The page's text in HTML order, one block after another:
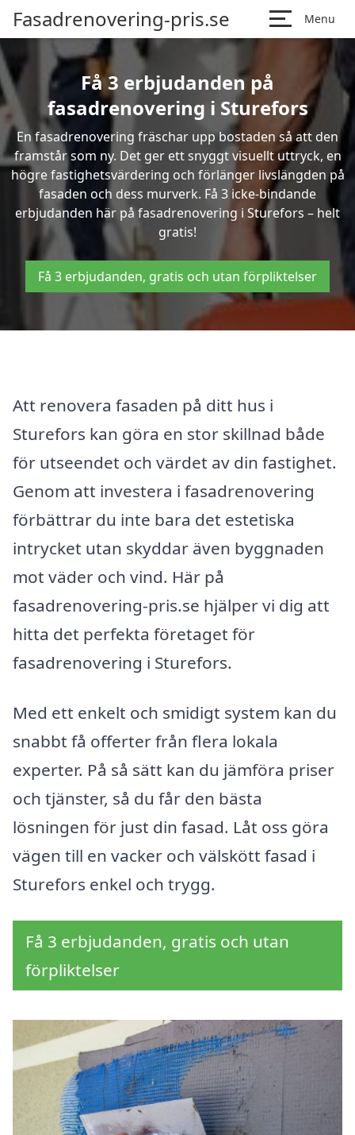
Fasadrenovering-pris.se Menu
Få 3 erbjudanden på
fasadrenovering i Sturefors
En fasadrenovering fräschar upp bostaden så att den
framstår som ny. Det ger ett snyggt visuellt uttryck, en
högre fastighetsvärdering och förlänger livslängden på
fasaden och dess murverk. Få 3 icke-bindande
erbjudanden här på fasadrenovering i Sturefors – helt
gratis!
Få 3 erbjudanden, gratis och utan förpliktelser
Att renovera fasaden på ditt hus i
Sturefors kan göra en stor skillnad både
för utseendet och värdet av din fastighet.
Genom att investera i fasadrenovering
förbättrar du inte bara det estetiska
intrycket utan skyddar även byggnaden
mot väder och vind. Här på
fasadrenovering-pris.se hjälper vi dig att
hitta det perfekta företaget för
fasadrenovering i Sturefors.
Med ett enkelt och smidigt system kan du
snabbt få offerter från flera lokala
experter. På så sätt kan du jämföra priser
och tjänster, så du får den bästa
lösningen för just din fasad. Låt oss göra
vägen till en vacker och välskött fasad i
Sturefors enkel och trygg.
Få 3 erbjudanden, gratis och utan
förpliktelser